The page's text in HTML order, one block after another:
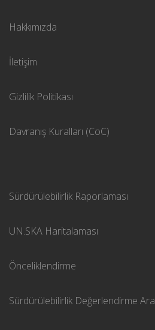
Hakkımızda
İletişim
Gizlilik Politikası
Davranış Kuralları (CoC)
Sürdürülebilirlik Raporlaması
UN.SKA Haritalaması
Önceliklendirme
Sürdürülebilirlik Değerlendirme